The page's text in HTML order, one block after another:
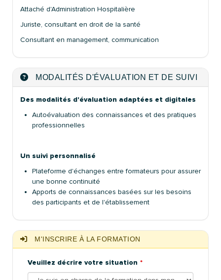
Attaché d'Administration Hospitalière
Juriste, consultant en droit de la santé
Consultant en management, communication
MODALITÉS D'ÉVALUATION ET DE SUIVI
Des modalités d'évaluation adaptées et digitales
Autoévaluation des connaissances et des pratiques
professionnelles
Un suivi personnalisé
Plateforme d'échanges entre formateurs pour assurer
une bonne continuité
Apports de connaissances basées sur les besoins
des participants et de l'établissement
M'INSCRIRE À LA FORMATION
Veuillez décrire votre situation